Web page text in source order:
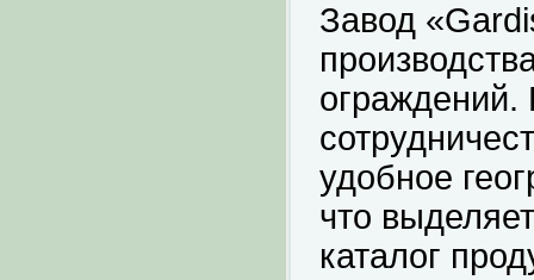
Завод
ограждений.
удобное
что
каталог